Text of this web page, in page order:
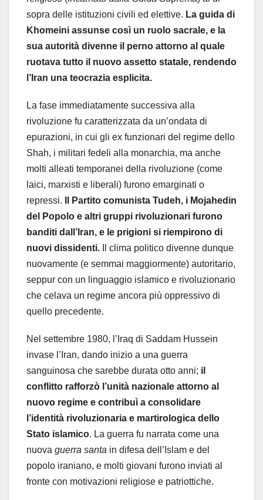
sopra delle istituzioni civili ed elettive. La guida di
Khomeini assunse così un ruolo sacrale, e la
sua autorità divenne il perno attorno al quale
ruotava tutto il nuovo assetto statale, rendendo
l’Iran una teocrazia esplicita.
La fase immediatamente successiva alla
rivoluzione fu caratterizzata da un’ondata di
epurazioni, in cui gli ex funzionari del regime dello
Shah, i militari fedeli alla monarchia, ma anche
molti alleati temporanei della rivoluzione (come
laici, marxisti e liberali) furono emarginati o
repressi.
Il Partito comunista Tudeh, i Mojahedin
del Popolo e altri gruppi rivoluzionari furono
banditi dall’Iran, e le prigioni si riempirono di
nuovi dissidenti. Il clima politico divenne dunque
nuovamente (e semmai maggiormente) autoritario,
seppur con un linguaggio islamico e rivoluzionario
che celava un regime ancora più oppressivo di
quello precedente.
Nel settembre 1980, l’Iraq di Saddam Hussein
invase l’Iran, dando inizio a una guerra
sanguinosa che sarebbe durata otto anni; il
conflitto rafforzò l’unità nazionale attorno al
nuovo regime e contribuì a consolidare
l’identità rivoluzionaria e martirologica dello
Stato islamico. La guerra fu narrata come una
nuova guerra santa in difesa dell’Islam e del
popolo iraniano, e molti giovani furono inviati al
fronte con motivazioni religiose e patriottiche.